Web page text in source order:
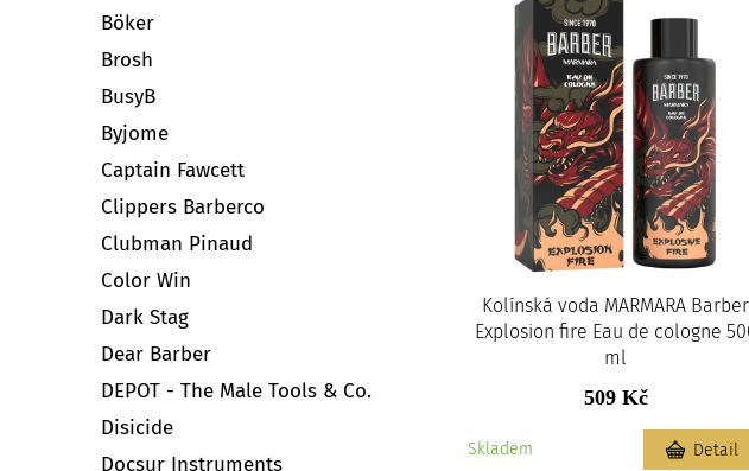
Böker
Brosh
BusyB
Byjome
Captain Fawcett
Clippers Barberco
Clubman Pinaud
Color Win
Dark Stag
Dear Barber
DEPOT - The Male Tools & Co.
Disicide
Docsur Instruments
Kolínská voda MARMARA Barber
Explosion fire Eau de cologne
ml
509 Kč
Skladem Detail